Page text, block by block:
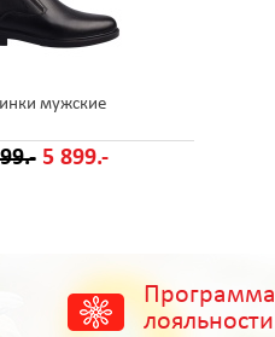
мужские
5 899.-
Программа
лояльности